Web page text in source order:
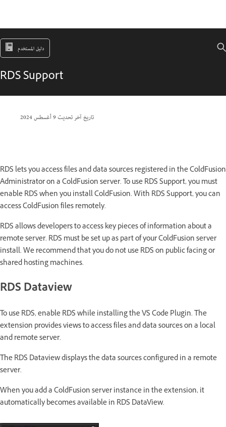
دليل المستخدم
RDS Support
تاريخ آخر تحديث9 أغسطس 2024
RDS lets you access files and data sources registered in the ColdFusion
Administrator on a ColdFusion server. To use RDS Support, you must
enable RDS when you install ColdFusion. With RDS Support, you can
access ColdFusion files remotely.
RDS allows developers to access key pieces of information about a
remote server. RDS must be set up as part of your ColdFusion server
install. We recommend that you do not use RDS on public facing or
shared hosting machines.
RDS Dataview
To use RDS, enable RDS while installing the VS Code Plugin. The
extension provides views to access files and data sources on a local
and remote server.
The RDS Dataview displays the data sources configured in a remote
server.
When you add a ColdFusion server instance in the extension, it
automatically becomes available in RDS DataView.